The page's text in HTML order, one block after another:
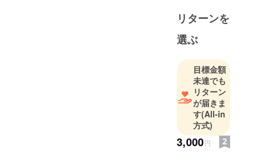
リターンを
選ぶ
目標金額
未達でも
リターン
が届きま
す(All-in
方式)
3,000円